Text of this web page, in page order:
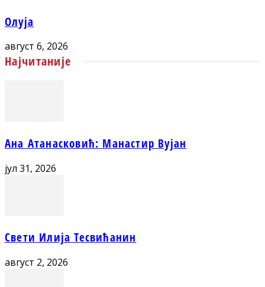
Олуја
август 6, 2026
Најчитаније
Ана Атанасковић: Манастир Вујан
јул 31, 2026
Свети Илија Тесвићанин
август 2, 2026